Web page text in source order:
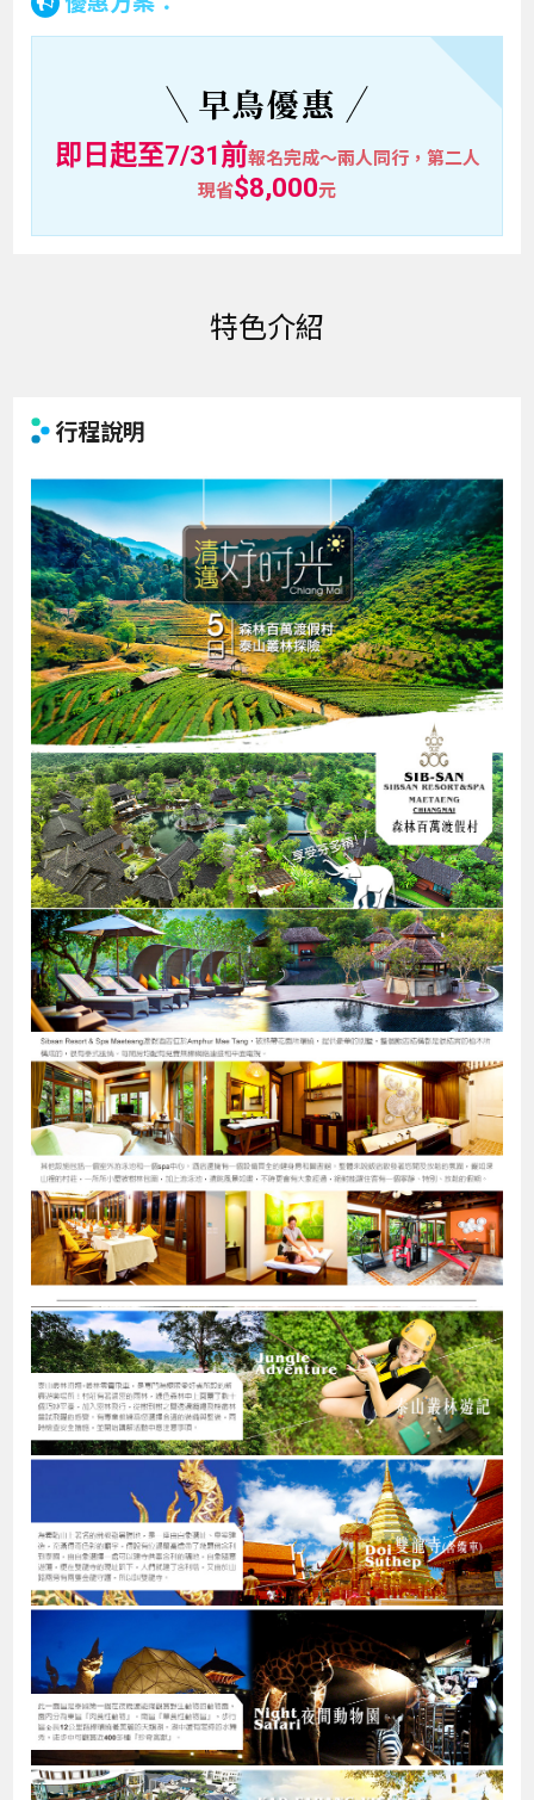
早鳥優惠
即日起至7/31前報名完成～兩人同行，第二人
現省$8,000元
特色介紹
行程說明